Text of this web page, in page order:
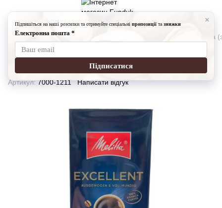
Кава, чай Кава мелена Кава мелена
Кава мелена (заварна) Melitta
Артикул:7000-1211 Написати відгук